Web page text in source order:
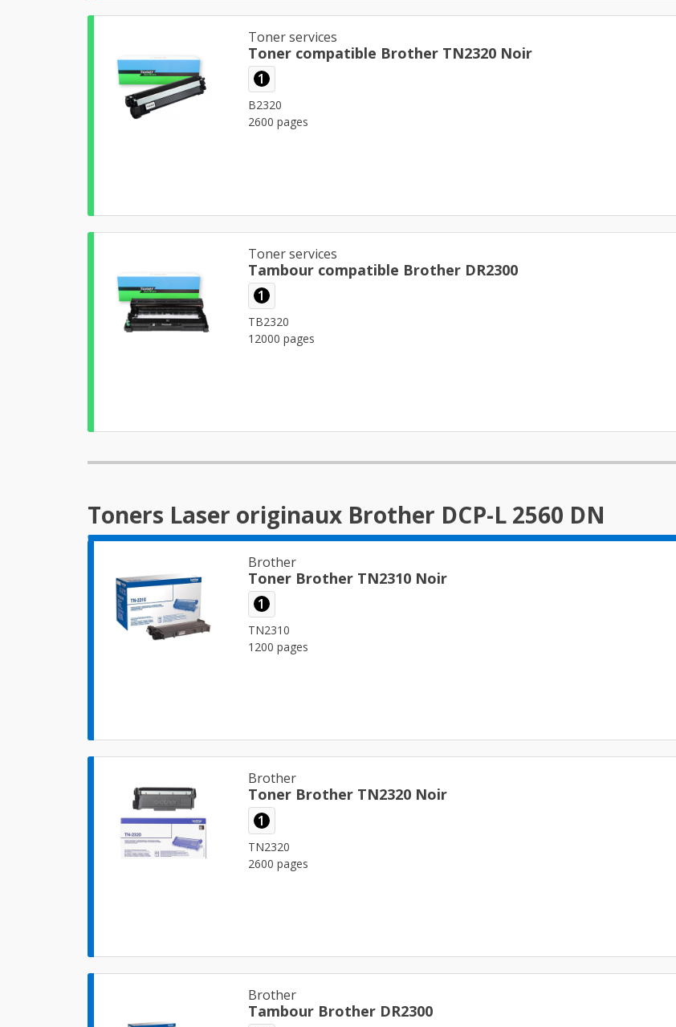
Toner services
Toner compatible Brother TN2320 Noir
1
B2320
2600 pages
Toner services
Tambour compatible Brother DR2300
1
TB2320
12000 pages
Toners Laser originaux Brother DCP-L 2560 DN
Brother
Toner Brother TN2310 Noir
1
TN2310
1200 pages
Brother
Toner Brother TN2320 Noir
1
TN2320
2600 pages
Brother
Tambour Brother DR2300